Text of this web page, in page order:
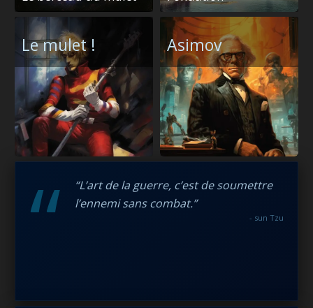
Le mulet ! Asimov
“
“L’art de la guerre, c’est de soumettre
l’ennemi sans combat.”
- sun Tzu